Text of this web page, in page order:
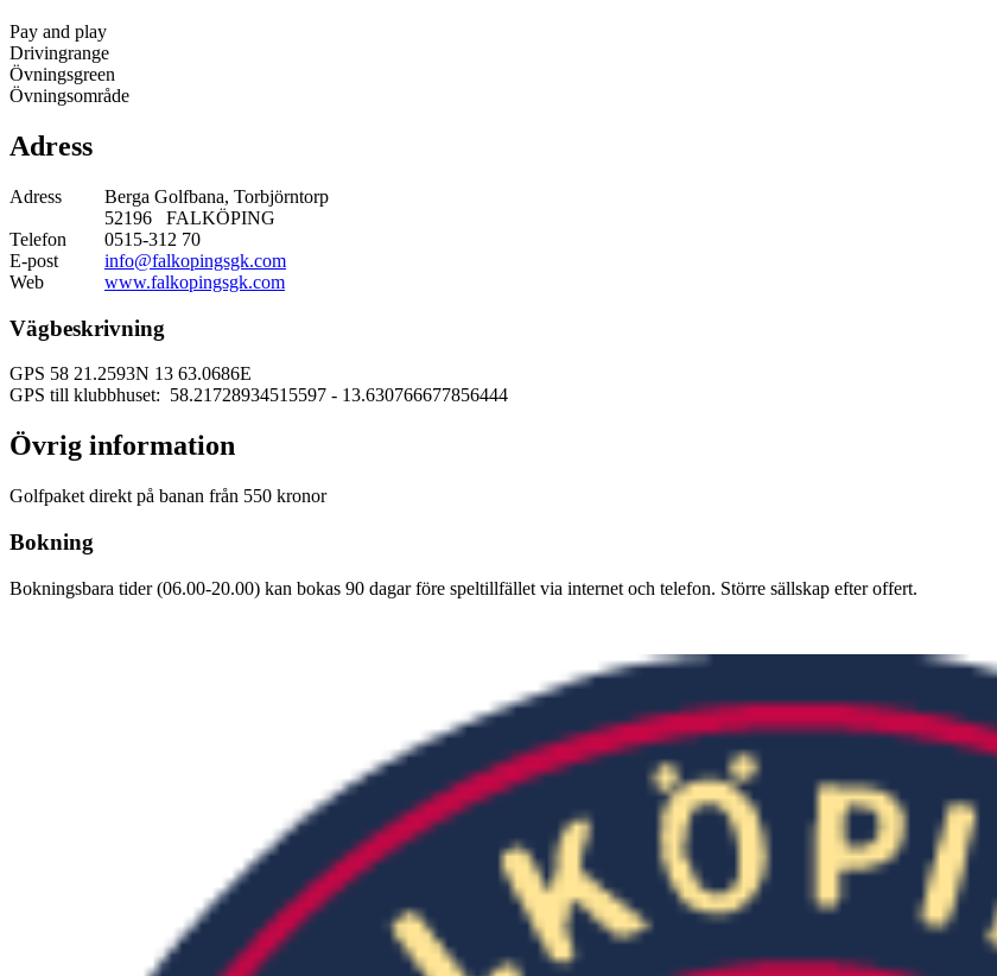
Pay and play
Drivingrange
Övningsgreen
Övningsområde
Adress
Adress
Berga Golfbana, Torbjörntorp
52196 FALKÖPING
Telefon
0515-312 70
E-post
info@falkopingsgk.com
Web
www.falkopingsgk.com
Vägbeskrivning
GPS 58 21.2593N 13 63.0686E
GPS till klubbhuset: 58.21728934515597 - 13.630766677856444
Övrig information
Golfpaket direkt på banan från 550 kronor
Bokning
Bokningsbara tider (06.00-20.00) kan bokas 90 dagar före speltillfället via internet och telefon. Större sällskap efter offert.